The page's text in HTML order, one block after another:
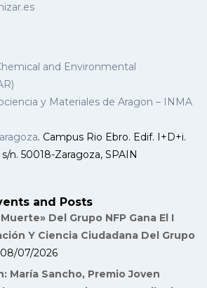
and Environmental
y Materiales de Aragon – INMA
. Campus Rio Ebro. Edif. I+D+i.
n. 50018-Zaragoza, SPAIN
and Posts
Del Grupo NFP Gana El I
Y Ciencia Ciudadana Del Grupo
08/07/2026
María Sancho, Premio Joven